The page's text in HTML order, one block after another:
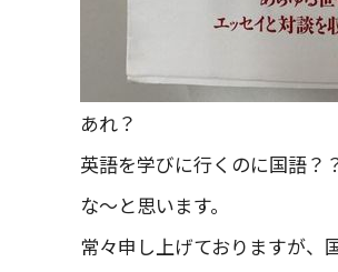
あれ？
英語を学びに行くのに国語？
な～と思います。
常々申し上げておりますが、